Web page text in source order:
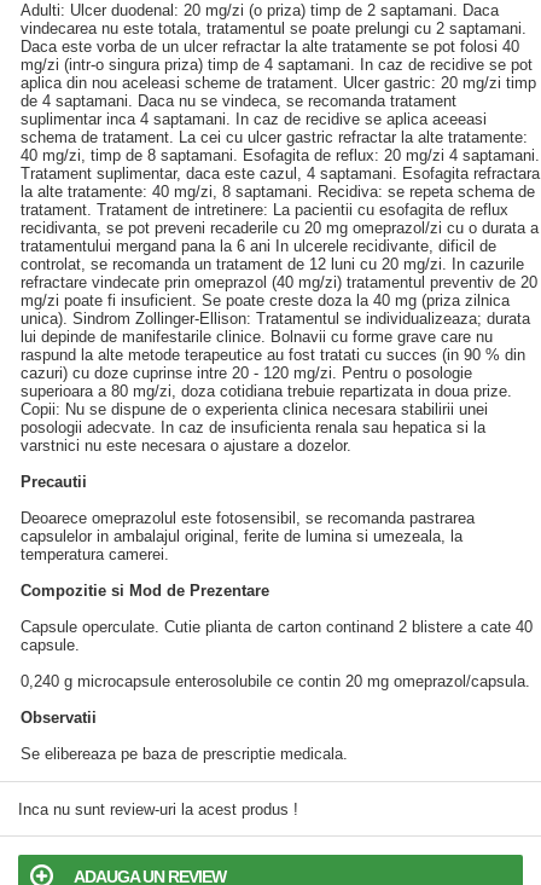
Adulti: Ulcer duodenal: 20 mg/zi (o priza) timp de 2 saptamani. Daca
vindecarea nu este totala, tratamentul se poate prelungi cu 2 saptamani.
Daca este vorba de un ulcer refractar la alte tratamente se pot folosi 40
mg/zi (intr-o singura priza) timp de 4 saptamani. In caz de recidive se pot
aplica din nou aceleasi scheme de tratament. Ulcer gastric: 20 mg/zi timp
de 4 saptamani. Daca nu se vindeca, se recomanda tratament
suplimentar inca 4 saptamani. In caz de recidive se aplica aceeasi
schema de tratament. La cei cu ulcer gastric refractar la alte tratamente:
40 mg/zi, timp de 8 saptamani. Esofagita de reflux: 20 mg/zi 4 saptamani.
Tratament suplimentar, daca este cazul, 4 saptamani. Esofagita refractara
la alte tratamente: 40 mg/zi, 8 saptamani. Recidiva: se repeta schema de
tratament. Tratament de intretinere: La pacientii cu esofagita de reflux
recidivanta, se pot preveni recaderile cu 20 mg omeprazol/zi cu o durata a
tratamentului mergand pana la 6 ani In ulcerele recidivante, dificil de
controlat, se recomanda un tratament de 12 luni cu 20 mg/zi. In cazurile
refractare vindecate prin omeprazol (40 mg/zi) tratamentul preventiv de 20
mg/zi poate fi insuficient. Se poate creste doza la 40 mg (priza zilnica
unica). Sindrom Zollinger-Ellison: Tratamentul se individualizeaza; durata
lui depinde de manifestarile clinice. Bolnavii cu forme grave care nu
raspund la alte metode terapeutice au fost tratati cu succes (in 90 % din
cazuri) cu doze cuprinse intre 20 - 120 mg/zi. Pentru o posologie
superioara a 80 mg/zi, doza cotidiana trebuie repartizata in doua prize.
Copii: Nu se dispune de o experienta clinica necesara stabilirii unei
posologii adecvate. In caz de insuficienta renala sau hepatica si la
varstnici nu este necesara o ajustare a dozelor.
Precautii
Deoarece omeprazolul este fotosensibil, se recomanda pastrarea
capsulelor in ambalajul original, ferite de lumina si umezeala, la
temperatura camerei.
Compozitie si Mod de Prezentare
Capsule operculate. Cutie plianta de carton continand 2 blistere a cate 40
capsule.
0,240 g microcapsule enterosolubile ce contin 20 mg omeprazol/capsula.
Observatii
Se elibereaza pe baza de prescriptie medicala.
Inca nu sunt review-uri la acest produs !
ADAUGA UN REVIEW